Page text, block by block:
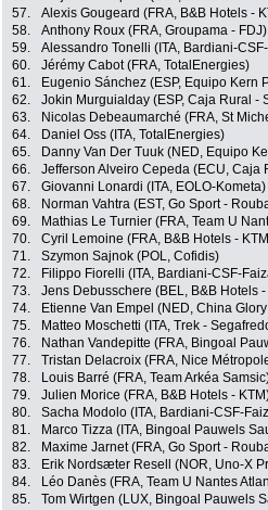
57.
Alexis Gougeard (FRA, B&B Hotels -
58.
Anthony Roux (FRA, Groupama - FDJ)
59.
Alessandro Tonelli (ITA, Bardiani-
60.
Jérémy Cabot (FRA, TotalEnergies)
61.
Eugenio Sánchez (ESP, Equipo Kern
62.
Jokin Murguialday (ESP, Caja Rural -
63.
Nicolas Debeaumarché (FRA, St
64.
Daniel Oss (ITA, TotalEnergies)
65.
Danny Van Der Tuuk (NED, Equipo
66.
Jefferson Alveiro Cepeda (ECU, Caja
67.
Giovanni Lonardi (ITA, EOLO-Kometa)
68.
Norman Vahtra (EST, Go Sport -
69.
Mathias Le Turnier (FRA, Team U
70.
Cyril Lemoine (FRA, B&B Hotels -
71.
Szymon Sajnok (POL, Cofidis)
72.
Filippo Fiorelli (ITA, Bardiani-CSF-
73.
Jens Debusschere (BEL, B&B Hotels -
74.
Etienne Van Empel (NED, China
75.
Matteo Moschetti (ITA, Trek -
76.
Nathan Vandepitte (FRA, Bingoal
77.
Tristan Delacroix (FRA, Nice
78.
Louis Barré (FRA, Team Arkéa
79.
Julien Morice (FRA, B&B Hotels -
80.
Sacha Modolo (ITA, Bardiani-CSF-
81.
Marco Tizza (ITA, Bingoal Pauwels
82.
Maxime Jarnet (FRA, Go Sport -
83.
Erik Nordsæter Resell (NOR, Uno-X
84.
Léo Danès (FRA, Team U Nantes
85.
Tom Wirtgen (LUX, Bingoal Pauwels